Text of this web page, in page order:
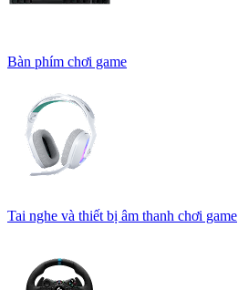
Bàn phím chơi game
Tai nghe và thiết bị âm thanh chơi game